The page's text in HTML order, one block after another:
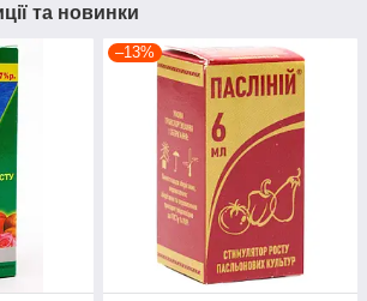
та новинки
–13%